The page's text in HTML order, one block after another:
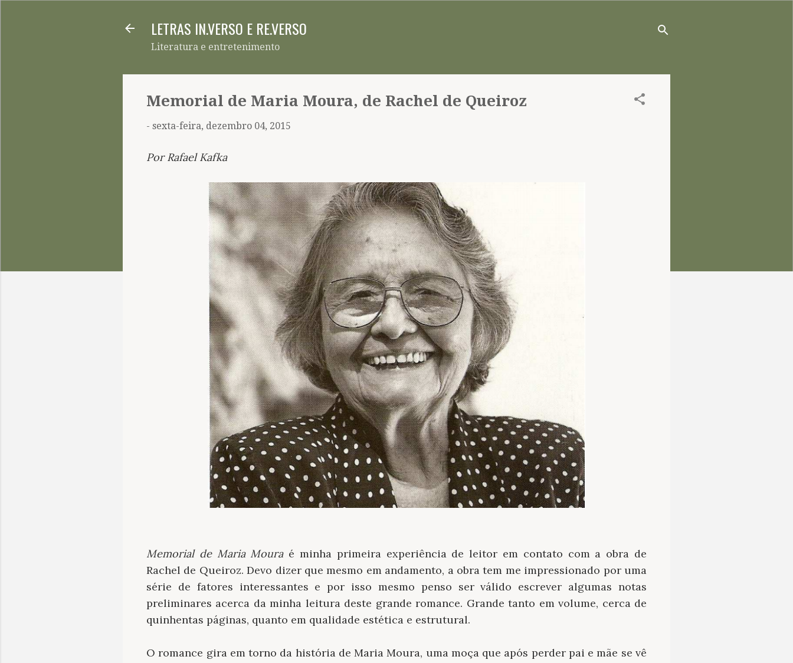
LETRAS IN.VERSO E RE.VERSO
Literatura e entretenimento
Memorial de Maria Moura, de Rachel de Queiroz
- sexta-feira, dezembro 04, 2015
Por Rafael Kafka
Memorial de Maria Mouraé minha primeira experiência de leitor em contato com a obra de
Rachel de Queiroz. Devo dizer que mesmo em andamento, a obra tem me impressionado por uma
série de fatores interessantes e por isso mesmo penso ser válido escrever algumas notas
preliminares acerca da minha leitura deste grande romance. Grande tanto em volume, cerca de
quinhentas páginas, quanto em qualidade estética e estrutural.
O romance gira em torno da história de Maria Moura, uma moça que após perder pai e mãe se vê